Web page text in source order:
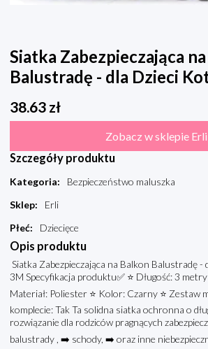
Siatka Zabezpieczająca
Balustradę - dla Dzieci
38.63 zł
Zobacz w sklepie Erli
Szczegóły produktu
Kategoria:
Bezpieczeństwo maluszka
Sklep:
Erli
Płeć: Dziecięce
Opis produktu
Siatka Zabezpieczająca na Balkon Balustradę -
3M Specyfikacja produktu✅ ⭐ Długość: 3
Materiał: Poliester ⭐ Kolor: Czarny ⭐ Zestaw
komplecie: Tak Ta solidna siatka ochronna o
rozwiązanie dla rodziców pragnących
balustrady , ➡️ schody, ➡️ oraz inne